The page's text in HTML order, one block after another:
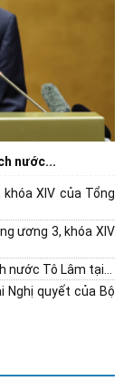
nước...
XIV của Tổng
ương 3, khóa XIV
nước Tô Lâm tại...
Nghị quyết của Bộ